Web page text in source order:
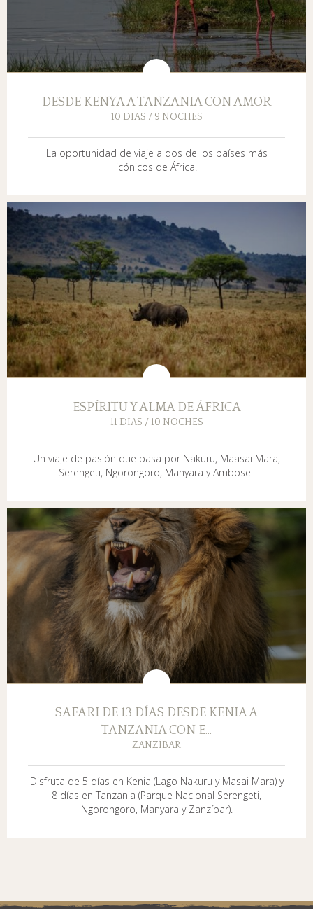
DESDE KENYA A TANZANIA CON AMOR
10 DIAS / 9 NOCHES
La oportunidad de viaje a dos de los países más
icónicos de África.
ESPÍRITU Y ALMA DE ÁFRICA
11 DIAS / 10 NOCHES
Un viaje de pasión que pasa por Nakuru, Maasai Mara,
Serengeti, Ngorongoro, Manyara y Amboseli
SAFARI DE 13 DÍAS DESDE KENIA A
TANZANIA CON E...
ZANZÍBAR
Disfruta de 5 días en Kenia (Lago Nakuru y Masai Mara) y
8 días en Tanzania (Parque Nacional Serengeti,
Ngorongoro, Manyara y Zanzíbar).